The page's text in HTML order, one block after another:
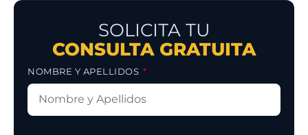
SOLICITA TU
CONSULTA GRATUITA
NOMBRE Y APELLIDOS